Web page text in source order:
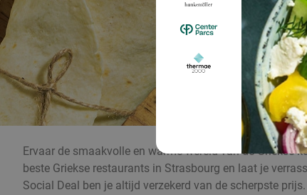
Ervaar de smaakvolle en warme wereld van de Griekse
beste Griekse restaurants in Strasbourg en laat je
Social Deal ben je altijd verzekerd van de scherpste